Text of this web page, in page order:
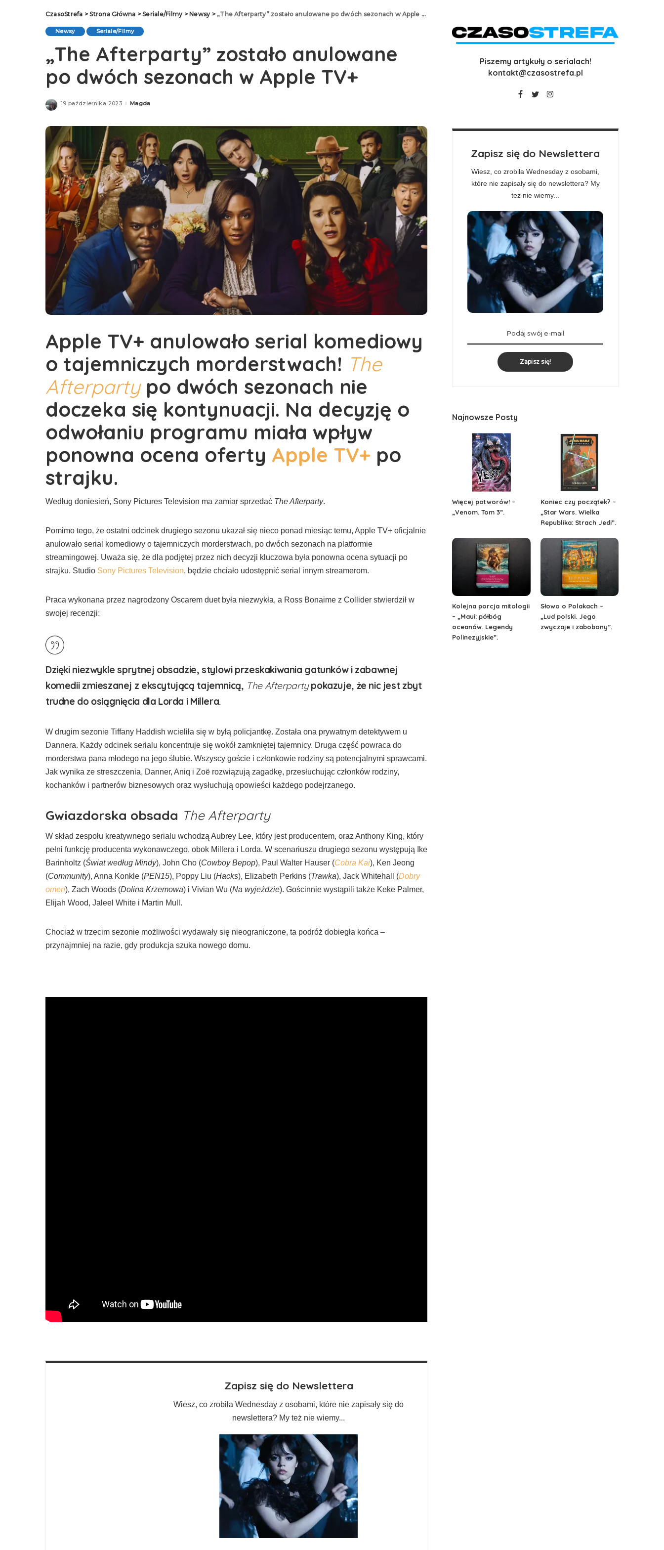
CzasoStrefa >Strona Główna >Seriale/Filmy> Newsy> „The Afterparty” zostało anulowane po dwóch sezonach w Apple TV+
Newsy Seriale/Filmy
„The Afterparty” zostało anulowane
po dwóch sezonach w Apple TV+
19 października 2023Posted
Magda
Apple TV+ anulowało serial komediowy
o tajemniczych morderstwach! The
Afterpartypo dwóch sezonach nie
doczeka się kontynuacji. Na decyzję o
odwołaniu programu miała wpływ
ponowna ocena oferty Apple TV+ po
strajku.
Według doniesień, Sony Pictures Television ma zamiar sprzedać The Afterparty.
Pomimo tego, że ostatni odcinek drugiego sezonu ukazał się nieco ponad miesiąc temu, Apple TV+ oficjalnie
anulowało serial komediowy o tajemniczych morderstwach, po dwóch sezonach na platformie
streamingowej. Uważa się, że dla podjętej przez nich decyzji kluczowa była ponowna ocena sytuacji po
strajku. Studio Sony Pictures Television, będzie chciało udostępnić serial innym streamerom.
Praca wykonana przez nagrodzony Oscarem duet była niezwykła, a Ross Bonaime z Collider stwierdził w
swojej recenzji:
Dzięki niezwykle sprytnej obsadzie, stylowi przeskakiwania gatunków i zabawnej
komedii zmieszanej z ekscytującą tajemnicą, The Afterpartypokazuje, że nic jest zbyt
trudne do osiągnięcia dla Lorda i Millera.
W drugim sezonie Tiffany Haddish wcieliła się w byłą policjantkę. Została ona prywatnym detektywem u
Dannera. Każdy odcinek serialu koncentruje się wokół zamkniętej tajemnicy. Druga część powraca do
morderstwa pana młodego na jego ślubie. Wszyscy goście i członkowie rodziny są potencjalnymi sprawcami.
Jak wynika ze streszczenia, Danner, Aniq i Zoë rozwiązują zagadkę, przesłuchując członków rodziny,
kochanków i partnerów biznesowych oraz wysłuchują opowieści każdego podejrzanego.
Gwiazdorska obsada The Afterparty
W skład zespołu kreatywnego serialu wchodzą Aubrey Lee, który jest producentem, oraz Anthony King, który
pełni funkcję producenta wykonawczego, obok Millera i Lorda. W scenariuszu drugiego sezonu występują Ike
Barinholtz (Świat według Mindy), John Cho (Cowboy Bepop), Paul Walter Hauser (Cobra Kai), Ken Jeong
(Community), Anna Konkle (PEN15), Poppy Liu (Hacks), Elizabeth Perkins (Trawka), Jack Whitehall (Dobry
omen), Zach Woods (Dolina Krzemowa) i Vivian Wu (Na wyjeździe). Gościnnie wystąpili także Keke Palmer,
Elijah Wood, Jaleel White i Martin Mull.
Chociaż w trzecim sezonie możliwości wydawały się nieograniczone, ta podróż dobiegła końca –
przynajmniej na razie, gdy produkcja szuka nowego domu.
Zapisz się do Newslettera
Wiesz, co zrobiła Wednesday z osobami, które nie zapisały się do
newslettera? My też nie wiemy...
Piszemy artykuły o serialach!
kontakt@czasostrefa.pl
Zapisz się do Newslettera
Wiesz, co zrobiła Wednesday z osobami,
które nie zapisały się do newslettera? My
też nie wiemy...
Zapisz się!
Najnowsze Posty
Więcej potworów! –
„Venom. Tom 3”.
Koniec czy początek? –
„Star Wars. Wielka
Republika: Strach Jedi”.
Kolejna porcja mitologii
– „Maui: półbóg
oceanów. Legendy
Polinezyjskie”.
Słowo o Polakach –
„Lud polski. Jego
zwyczaje i zabobony”.